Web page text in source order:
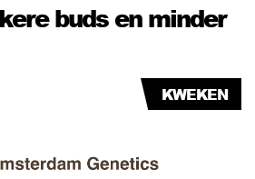
buds en minder
KWEKEN